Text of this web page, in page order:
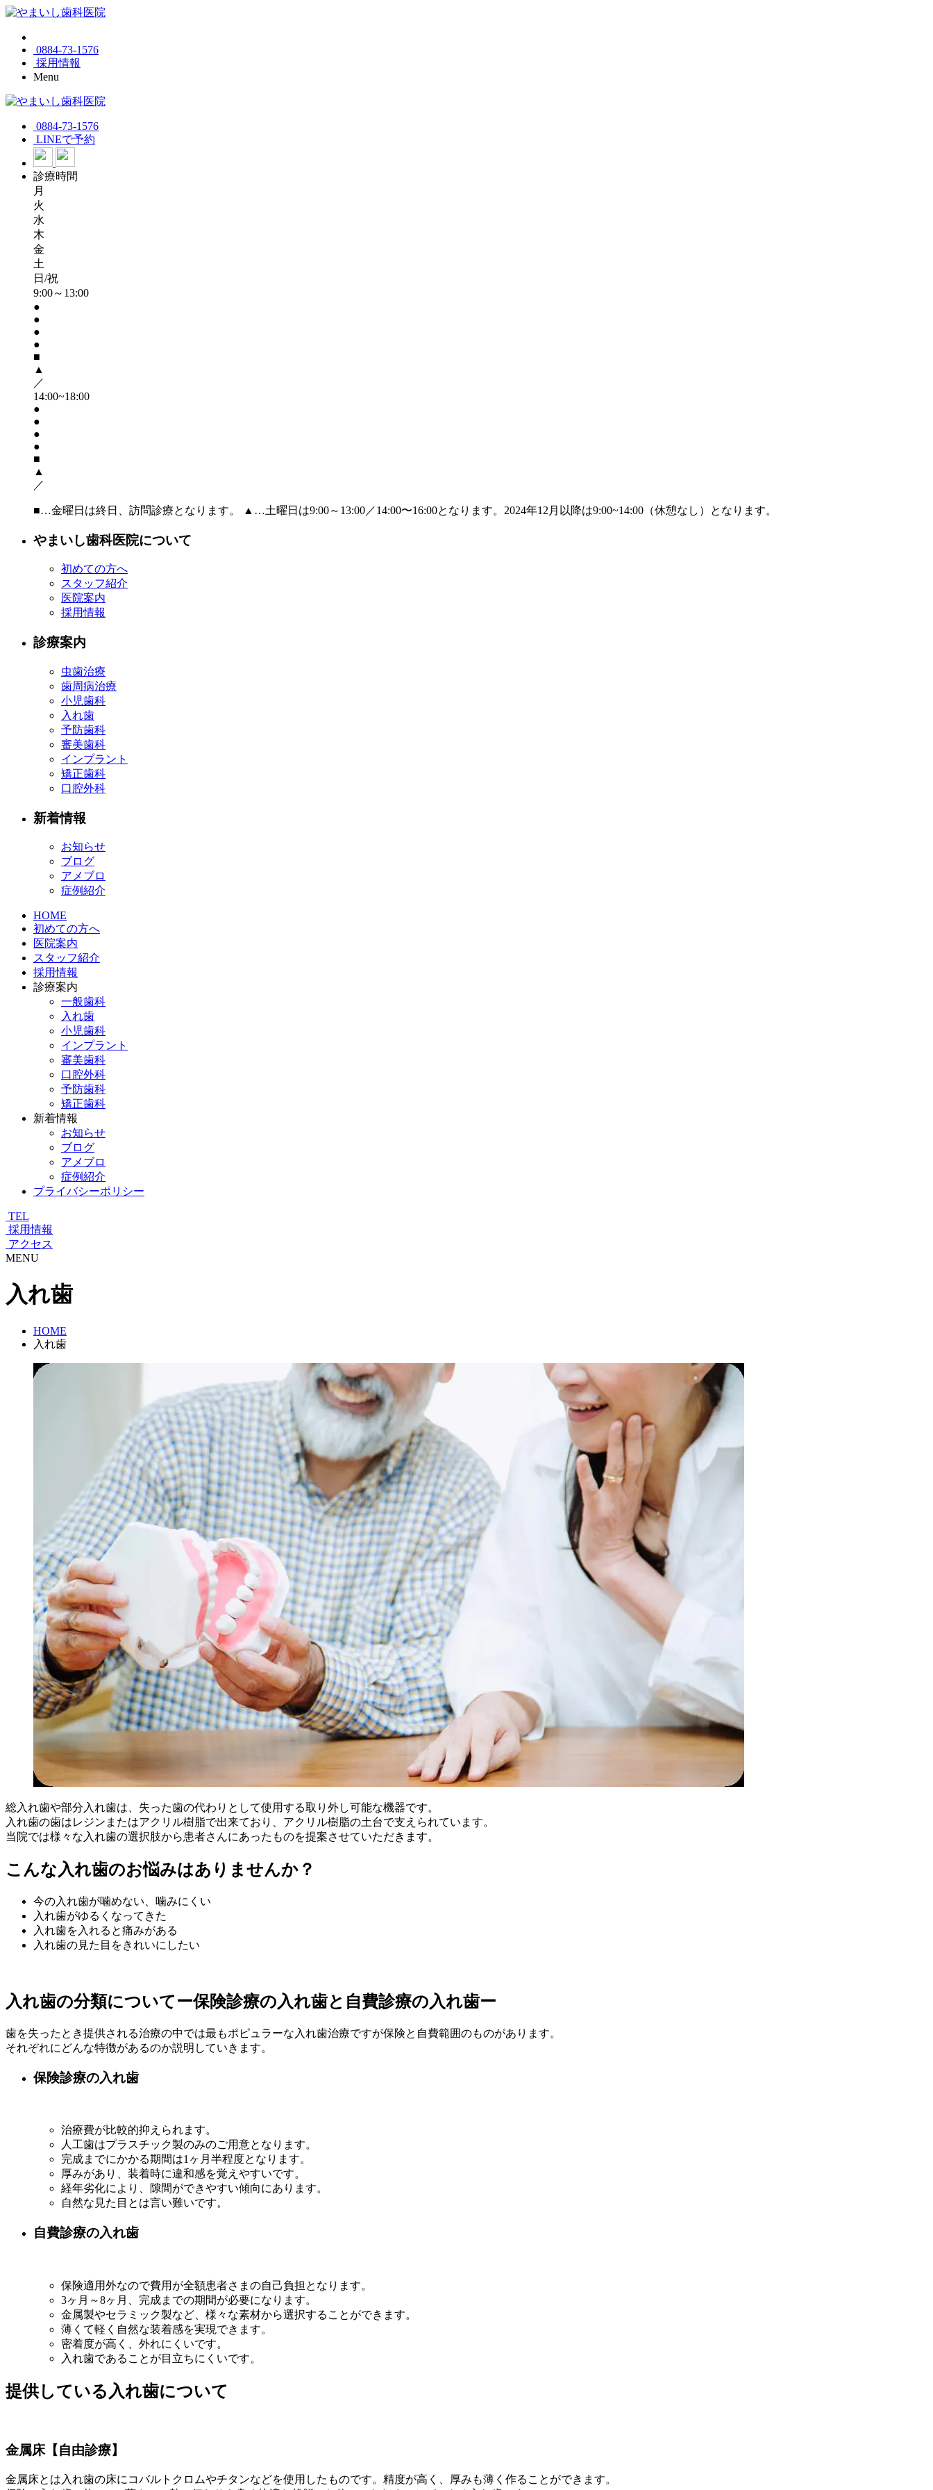
0884-73-1576
採用情報
Menu
0884-73-1576
LINEで予約
診療時間
月
火
水
木
金
土
日/祝
9:00～13:00
●
●
●
●
■
▲
／
14:00~18:00
●
●
●
●
■
▲
／
■…金曜日は終日、訪問診療となります。 ▲ …土曜日は9:00～13:00／14:00〜16:00となります。2024年12月以降は9:00~14:00（休憩なし）となります。
やまいし歯科医院について
初めての方へ
スタッフ紹介
医院案内
採用情報
診療案内
虫歯治療
歯周病治療
小児歯科
入れ歯
予防歯科
審美歯科
インプラント
矯正歯科
口腔外科
新着情報
お知らせ
ブログ
アメブロ
症例紹介
HOME
初めての方へ
医院案内
スタッフ紹介
採用情報
診療案内
一般歯科
入れ歯
小児歯科
インプラント
審美歯科
口腔外科
予防歯科
矯正歯科
新着情報
お知らせ
ブログ
アメブロ
症例紹介
プライバシーポリシー
TEL
採用情報
アクセス
MENU
入れ歯
HOME
入れ歯
総入れ歯や部分入れ歯は、失った歯の代わりとして使用する取り外し可能な機器です。
入れ歯の歯はレジンまたはアクリル樹脂で出来ており、アクリル樹脂の土台で支えられています。
当院では様々な入れ歯の選択肢から患者さんにあったものを提案させていただきます。
こんな入れ歯のお悩みはありませんか？
今の入れ歯が噛めない、噛みにくい
入れ歯がゆるくなってきた
入れ歯を入れると痛みがある
入れ歯の見た目をきれいにしたい
入れ歯の分類についてー保険診療の入れ歯と自費診療の入れ歯ー
歯を失ったとき提供される治療の中では最もポピュラーな入れ歯治療ですが保険と自費範囲のものがあります。
それぞれにどんな特徴があるのか説明していきます。
保険診療の入れ歯
治療費が比較的抑えられます。
人工歯はプラスチック製のみのご用意となります。
完成までにかかる期間は1ヶ月半程度となります。
厚みがあり、装着時に違和感を覚えやすいです。
経年劣化により、隙間ができやすい傾向にあります。
自然な見た目とは言い難いです。
自費診療の入れ歯
保険適用外なので費用が全額患者さまの自己負担となります。
3ヶ月～8ヶ月、完成までの期間が必要になります。
金属製やセラミック製など、様々な素材から選択することができます。
薄くて軽く自然な装着感を実現できます。
密着度が高く、外れにくいです。
入れ歯であることが目立ちにくいです。
提供している入れ歯について
金属床【自由診療】
金属床とは入れ歯の床にコバルトクロムやチタンなどを使用したものです。精度が高く、厚みも薄く作ることができます。